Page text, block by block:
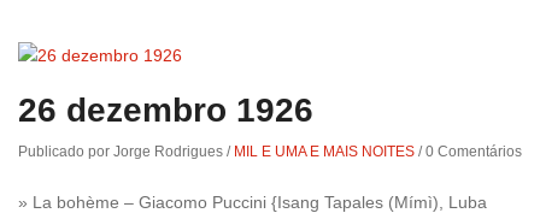
26 dezembro 1926
Publicado por Jorge Rodrigues / MIL E UMA E MAIS NOITES /0 Comentários
» La bohème – Giacomo Puccini {Isang Tapales (Mímì), Luba